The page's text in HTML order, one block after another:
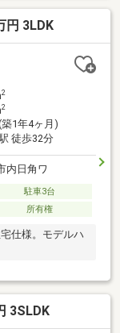
円 3LDK
2
2
1年4ヶ月)
徒歩32分
内日角ワ
駐車3台
所有権
仕様。モデルハ
3SLDK